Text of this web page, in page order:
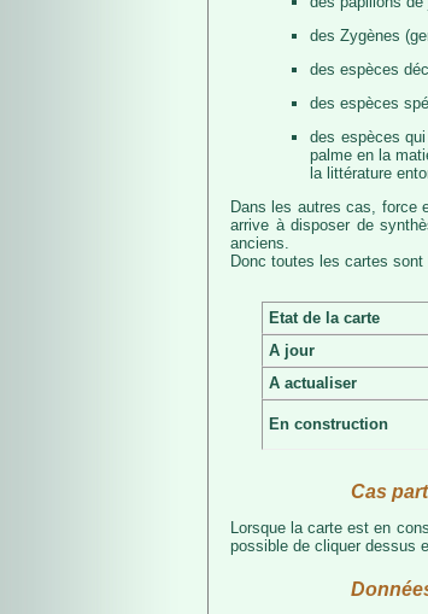
des Zygènes
des espèces
des espèces
des espèces
palme en la
la littérature
Dans les autres cas, force
arrive à disposer de
anciens.
Donc toutes les cartes
Etat de la carte
A jour
A actualiser
En construction
Cas
Lorsque la carte est en
possible de cliquer dessus